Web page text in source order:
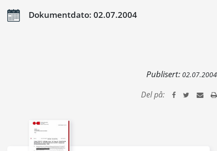
Dokumentdato: 02.07.2004
Publisert: 02.07.2004
Del på: